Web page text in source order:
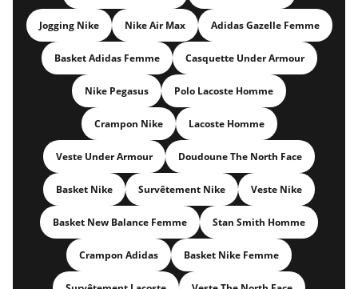
Jogging Nike Nike Air Max Adidas Gazelle Femme
Basket Adidas Femme Casquette Under Armour
Nike Pegasus Polo Lacoste Homme
Crampon Nike Lacoste Homme
Veste Under Armour Doudoune The North Face
Basket Nike Survêtement Nike Veste Nike
Basket New Balance Femme Stan Smith Homme
Crampon Adidas Basket Nike Femme